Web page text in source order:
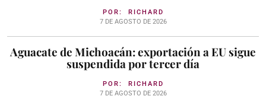
POR: RICHARD
7 DE AGOSTO DE 2026
Aguacate de Michoacán: exportación a EU sigue
suspendida por tercer día
POR: RICHARD
7 DE AGOSTO DE 2026